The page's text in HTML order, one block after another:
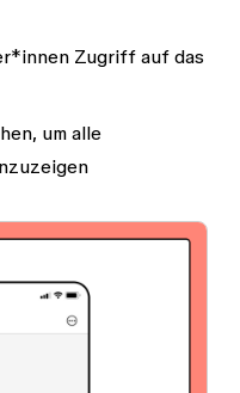
Zugriff auf das
um alle